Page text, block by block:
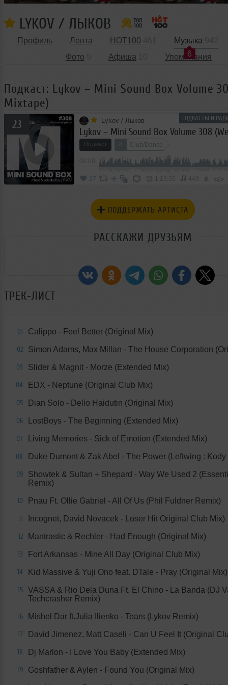
LYKOV / ЛЫКОВ
Профиль Лента HOT100
Музыка
6
Фото
Афиша Упоминания
Подкаст: Lykov – Mini Sound Box Volume
Mixtape)
ПОДКАСТЫ И
23 Lykov / Лыков
Подкаст Club/Dance
27 1:13:55 443 </>
ПОДДЕРЖАТЬ АРТИСТА
РАССКАЖИ ДРУЗЬЯМ
ТРЕК-ЛИСТ
01 Calippo - Feel Better (Original Mix)
02 Simon Adams, Max Millan - The House Corporation
03 Slider & Magnit - Morze (Extended Mix)
04 EDX - Neptune (Original Club Mix)
05 Dian Solo - Delio Haidutin (Original Mix)
06 LostBoys - The Beginning (Extended Mix)
07 Living Memories - Sick of Emotion (Extended Mix)
08 Duke Dumont & Zak Abel - The Power (Leftwing :
09
Showtek & Sultan + Shepard - Way We Used 2
Remix)
10 Pnau Ft. Ollie Gabriel - All Of Us (Phil Fuldner Remix)
11 Incognet, David Novacek - Loser Hit Original Club Mix)
12 Mantrastic & Rechler - Had Enough (Original Mix)
13 Fort Arkansas - Mine All Day (Original Club Mix)
14 Kid Massive & Yuji Ono feat. DTale - Pray (Original Mix)
15
VASSA & Rio Dela Duna Ft. El Chino - La Banda (DJ
Techcrasher Remix)
16 Mishel Dar ft.Julia Ilienko - Tears (Lykov Remix)
17 David Jimenez, Matt Caseli - Can U Feel It (Original
18 Dj Marlon - I Love You Baby (Extended Mix)
19 Goshfather & Aylen - Found You (Original Mix)